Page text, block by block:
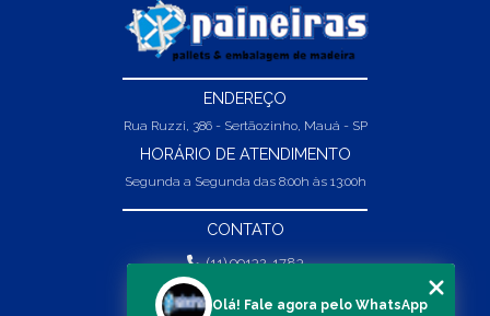
ENDEREÇO
Rua Ruzzi, 386 - Sertãozinho, Mauá - SP
HORÁRIO DE ATENDIMENTO
Segunda a Segunda das 8:00h às 13:00h
CONTATO
(11) 99132-1783
(11) 99132-1783
Olá! Fale agora pelo WhatsApp